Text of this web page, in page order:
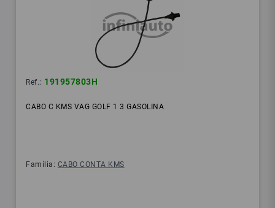
Ref.: 191957803H
CABO C KMS VAG GOLF 1 3 GASOLINA
Família: CABO CONTA KMS